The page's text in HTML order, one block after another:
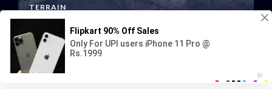
TERRAIN
Boussenac, France